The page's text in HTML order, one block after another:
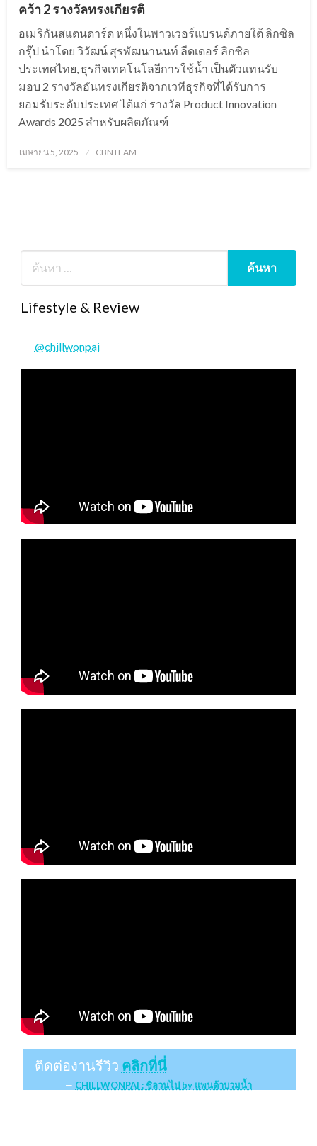
คว้า 2 รางวัลทรงเกียรติ
อเมริกันสแตนดาร์ด หนึ่งในพาวเวอร์แบรนด์ภายใต้ ลิกซิล
กรุ๊ป นำโดย วิวัฒน์ สุรพัฒนานนท์ ลีดเดอร์ ลิกซิล
ประเทศไทย, ธุรกิจเทคโนโลยีการใช้น้ำ เป็นตัวแทนรับ
มอบ 2 รางวัลอันทรงเกียรติจากเวทีธุรกิจที่ได้รับการ
ยอมรับระดับประเทศ ได้แก่ รางวัล Product Innovation
Awards 2025 สำหรับผลิตภัณฑ์
Posted
เมษายน 5, 2025 CBNTEAM
Lifestyle & Review
@chillwonpai
ติดต่องานรีวิว คลิกที่นี่
CHILLWONPAI : ชิลวนไป by แพนด้าบวมน้ำ